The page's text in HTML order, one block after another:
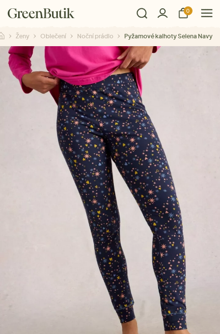
0
Ženy Oblečení Noční prádlo Pyžamové kalhoty Selena Navy